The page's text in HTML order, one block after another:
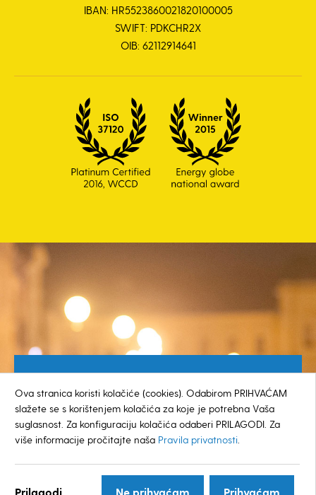
IBAN: HR5523860021820100005
SWIFT: PDKCHR2X
OIB: 62112914641
0800 385 048
© GRAD KOPRIVNICA
Ova stranica koristi kolačiće (cookies). Odabirom PRIHVAĆAM
slažete se s korištenjem kolačića za koje je potrebna Vaša
suglasnost. Za konfiguraciju kolačića odaberi PRILAGODI. Za
više informacije pročitajte naša Pravila privatnosti
Prilagodi... Ne prihvaćam Prihvaćam